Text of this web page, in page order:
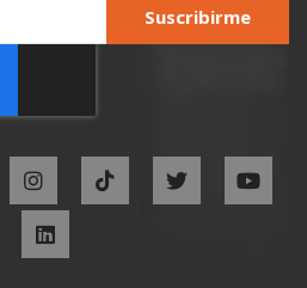
Newsletter:
Suscribirme